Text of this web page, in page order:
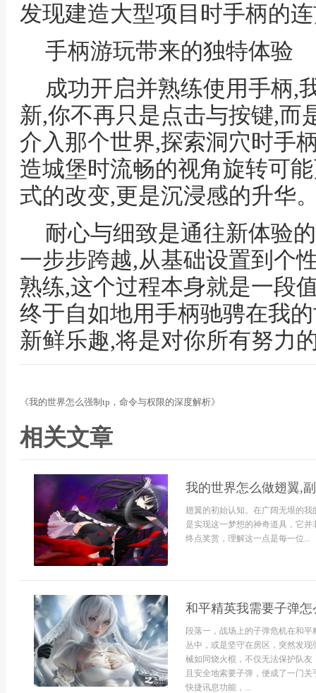
发现建造大型项目时手柄的
手柄游玩带来的独特体验
成功开启并熟练使用手柄,
新,你不再只是点击与按键,而
介入那个世界,探索洞穴时手
造城堡时流畅的视角旋转可
式的改变,更是沉浸感的升华
耐心与细致是通往新体验
一步步跨越,从基础设置到个
熟练,这个过程本身就是一段
终于自如地用手柄驰骋在我
新鲜乐趣,将是对你所有努力
《我的世界怎么强制tp，命令与权限的深度解析》
相关文章
我的世界怎么做翅翼,
翅翼的初始认知。在广阔无垠的
是实现这一梦想的神奇道具，它
终点奖赏，理解这一点是每一位...
和平精英我需要子弹
段落一，战场上的子弹危机在和
丛中，或是坚守在房区，突然发
械如同烧火棍，不仅无法保护队
且安全地索要子弹，便成了一门
快捷讯息功能，...